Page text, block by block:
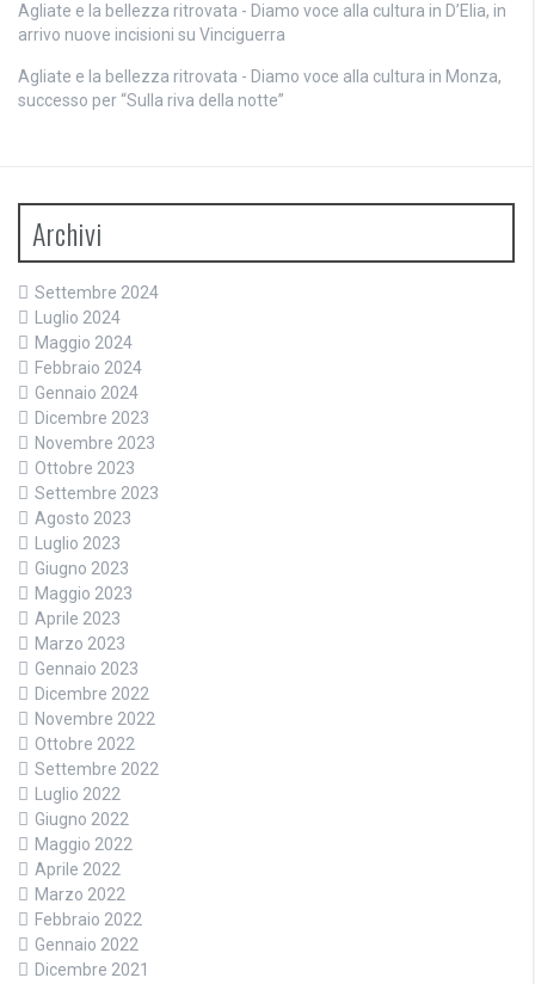
Agliate e la bellezza ritrovata - Diamo voce alla cultura in D’Elia, in
arrivo nuove incisioni su Vinciguerra
Agliate e la bellezza ritrovata - Diamo voce alla cultura in Monza,
successo per “Sulla riva della notte”
Archivi
Settembre 2024
Luglio 2024
Maggio 2024
Febbraio 2024
Gennaio 2024
Dicembre 2023
Novembre 2023
Ottobre 2023
Settembre 2023
Agosto 2023
Luglio 2023
Giugno 2023
Maggio 2023
Aprile 2023
Marzo 2023
Gennaio 2023
Dicembre 2022
Novembre 2022
Ottobre 2022
Settembre 2022
Luglio 2022
Giugno 2022
Maggio 2022
Aprile 2022
Marzo 2022
Febbraio 2022
Gennaio 2022
Dicembre 2021